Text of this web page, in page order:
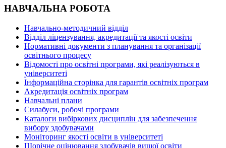
НАВЧАЛЬНА РОБОТА
Навчально-методичний відділ
Відділ ліцензування, акредитації та якості освіти
Нормативні документи з планування та організації
освітнього процесу
Відомості про освітні програми, які реалізуються в
університеті
Інформаційна сторінка для гарантів освітніх програм
Акредитація освітніх програм
Навчальні плани
Силабуси, робочі програми
Каталоги вибіркових дисциплін для забезпечення
вибору здобувачами
Моніторинг якості освіти в університеті
Щорічне оцінювання здобувачів вищої освіти